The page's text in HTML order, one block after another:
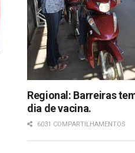
Regional: Barreiras
dia de vacina.
6031 COMPARTILHAMENTOS